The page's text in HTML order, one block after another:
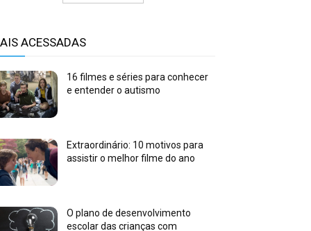
ACESSADAS
16 filmes e séries para conhecer
e entender o autismo
Extraordinário: 10 motivos para
assistir o melhor filme do ano
O plano de desenvolvimento
escolar das crianças com